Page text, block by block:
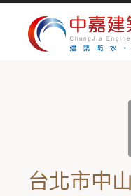
台北市中